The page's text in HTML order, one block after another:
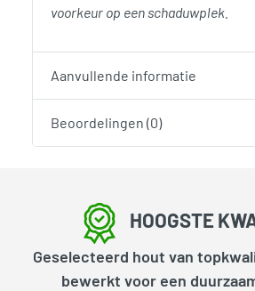
voorkeur op een schaduwplek.
Aanvullende informatie
Beoordelingen (0)
HOOGSTE
Geselecteerd hout van
bewerkt voor een